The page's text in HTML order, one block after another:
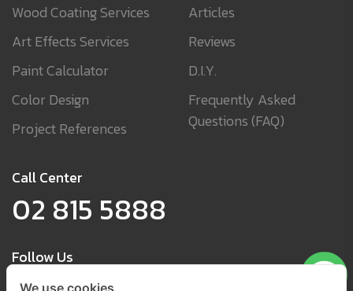
Wood Coating Services
Art Effects Services
Paint Calculator
Color Design
Project References
Articles
Reviews
D.I.Y.
Frequently Asked
Questions (FAQ)
Call Center
02 815 5888
Follow Us
We use cookies